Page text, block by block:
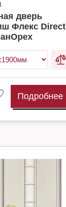
дверь
Флекс Direct
Подробнее